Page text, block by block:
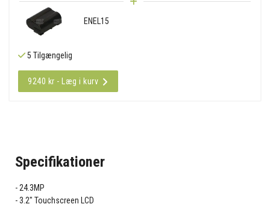
ENEL15
5 Tilgængelig
9240 kr - Læg i kurv
Specifikationer
24.3MP
3.2" Touchscreen LCD